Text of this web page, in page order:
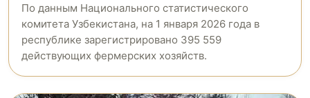
По данным Национального статистического
комитета Узбекистана, на 1 января 2026 года в
республике зарегистрировано 395 559
действующих фермерских хозяйств.